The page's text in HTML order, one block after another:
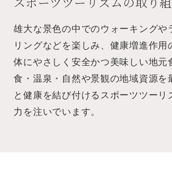
雄大な景色の中でのウォーキングや
リングなどを楽しみ、健康増進作用
体にやさしく安全かつ美味しい地元
食・温泉・自然や景観の地域資源を
と健康を結び付けるスポーツツーリ
力を注いでいます。